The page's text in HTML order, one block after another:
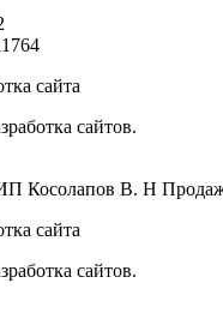
сайта
Косолапов В. Н
сайта